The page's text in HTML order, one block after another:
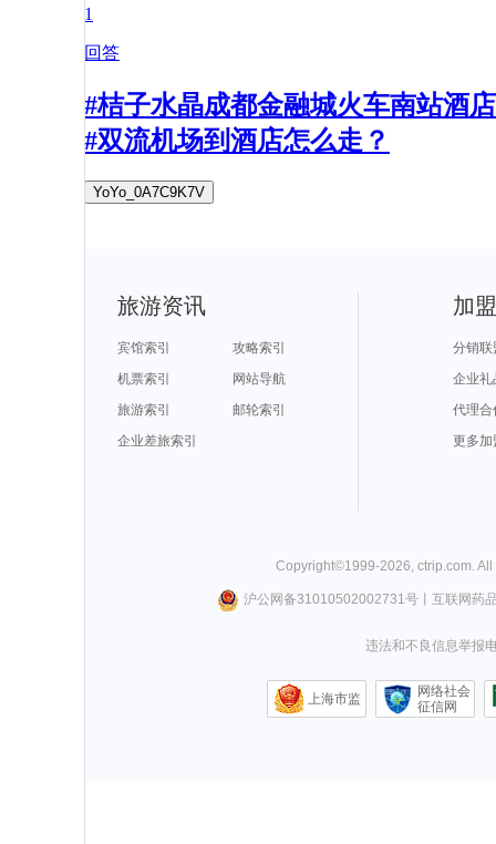
1
回答
#桔子水晶成都金融城火车南站酒店
#双流机场到酒店怎么走？
YoYo_0A7C9K7V
旅游资讯
宾馆索引
攻略索引
机票索引
网站导航
旅游索引
邮轮索引
企业差旅索引
加
分销联
企业礼
代理合
更多加
Copyright©1999-2026, ctrip.com.
沪公网备31010502002731号丨 互联网药
违法和不良信息举报
上海市监
网络社会
征信网